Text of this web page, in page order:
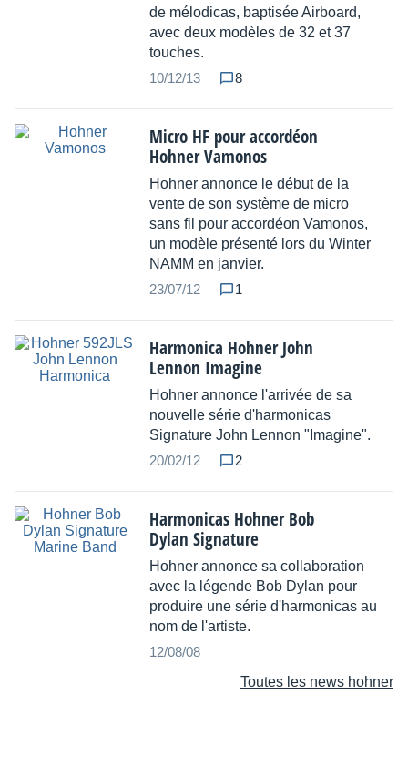
de mélodicas, baptisée Airboard,
avec deux modèles de 32 et 37
touches.
10/12/13
8
Micro HF pour accordéon
Hohner Vamonos
Hohner annonce le début de la
vente de son système de micro
sans fil pour accordéon Vamonos,
un modèle présenté lors du Winter
NAMM en janvier.
23/07/12
1
Harmonica Hohner John
Lennon Imagine
Hohner annonce l'arrivée de sa
nouvelle série d'harmonicas
Signature John Lennon "Imagine".
20/02/12
2
Harmonicas Hohner Bob
Dylan Signature
Hohner annonce sa collaboration
avec la légende Bob Dylan pour
produire une série d'harmonicas au
nom de l'artiste.
12/08/08
Toutes les news hohner